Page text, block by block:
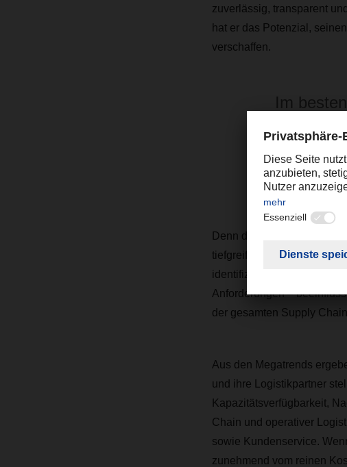
zuverlässig, transparent
hat er das Potenzial,
verschaffen.
Im
Denn die genannten
tiefgreifenden strukturellen
identifizierte Megatrends –
Anforderungen –
der gesamten Supply
Aus den Megatrends
und ihre Logistikpartner
Kapazitätsverfügbarkeit,
Chain und operativer
sowie Kundenservice.
zunehmend vom reinen